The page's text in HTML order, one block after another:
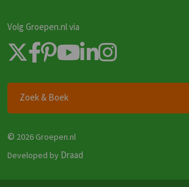
Volg Groepen.nl via
Zoek & Boek
© 2026 Groepen.nl
Developed by Draad